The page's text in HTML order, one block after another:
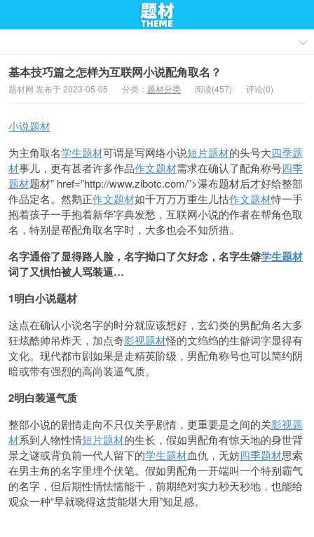
基本技巧篇之怎样为互联网小说配角取名？
题材网 发布于 2023-05-05 分类： 题材分类 阅读(457) 评论(0)
小说题材
为主角取名学生题材可谓是写网络小说短片题材的头号大四季题
材事儿，更有甚者许多作品作文题材需求在确认了配角称号四季
题材题材” href=”http://www.zibotc.com/”>瀑布题材后才好给整部
作品定名。然鹅正作文题材如千万万万重生儿怙作文题材恃一手
抱着孩子一手抱着新华字典发愁，互联网小说的作者在帮角色取
名，特别是帮配角取名字时，大多也会不知所措。
名字通俗了显得路人脸，名字拗口了欠好念，名字生僻学生题材
词了又惧怕被人骂装逼…
1明白小说题材
这点在确认小说名字的时分就应该想好，玄幻类的男配角名大多
狂炫酷帅吊炸天，加点奇影视题材怪的文绉绉的生僻词字显得有
文化。现代都市剧如果是走精英阶级，男配角称号也可以简约阴
暗或带有强烈的高尚装逼气质。
2明白装逼气质
整部小说的剧情走向不只仅关乎剧情，更重要是之间的关影视题
材系到人物性情短片题材的生长，假如男配角有惊天地的身世背
景之谜或背负前一代人留下的学生题材血仇，无妨四季题材思索
在男主角的名字里埋个伏笔。假如男配角一开端叫一个特别霸气
的名字，但后期性情怯懦能干，前期绝对实力秒天秒地，也能给
观众一种“早就晓得这货能堪大用”知足感。